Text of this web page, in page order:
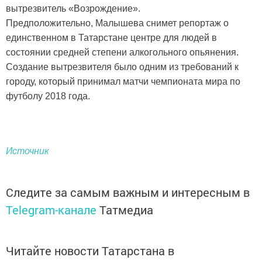
вытрезвитель «Возрождение».
Предположительно, Малышева снимет репортаж о
единственном в Татарстане центре для людей в
состоянии средней степени алкогольного опьянения.
Создание вытрезвителя было одним из требований к
городу, который принимал матчи чемпионата мира по
футболу 2018 года.
Источник
Следите за самым важным и интересным в
Telegram-канале Татмедиа
Читайте новости Татарстана в